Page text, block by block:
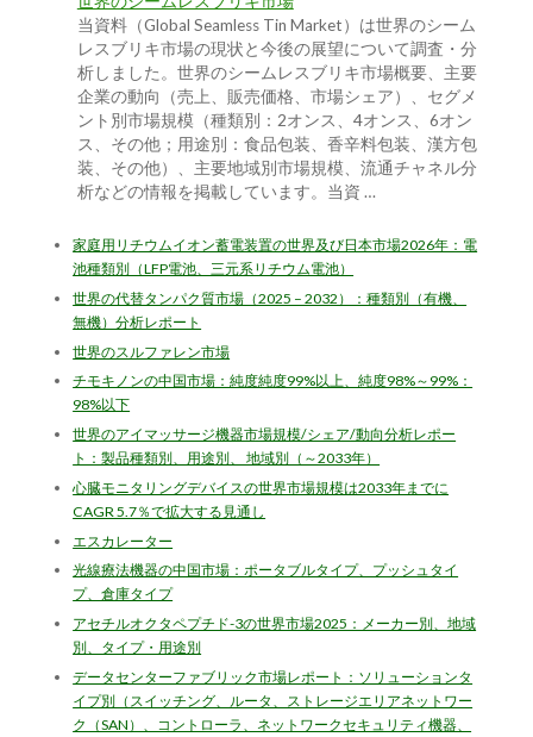
当資料（Global Seamless Tin Market）は世界のシーム
レスブリキ市場の現状と今後の展望について調査・分
析しました。世界のシームレスブリキ市場概要、主要
企業の動向（売上、販売価格、市場シェア）、セグメ
ント別市場規模（種類別：2オンス、4オンス、6オン
ス、その他；用途別：食品包装、香辛料包装、漢方包
装、その他）、主要地域別市場規模、流通チャネル分
析などの情報を掲載しています。当資 …
家庭用リチウムイオン蓄電装置の世界及び日本市場2026年：電
池種類別（LFP電池、三元系リチウム電池）
世界の代替タンパク質市場（2025 – 2032）：種類別（有機、
無機）分析レポート
世界のスルファレン市場
チモキノンの中国市場：純度純度99%以上、純度98%～99%：
98%以下
世界のアイマッサージ機器市場規模/シェア/動向分析レポー
ト：製品種類別、用途別、 地域別（～2033年）
心臓モニタリングデバイスの世界市場規模は2033年までに
CAGR 5.7％で拡大する見通し
エスカレーター
光線療法機器の中国市場：ポータブルタイプ、プッシュタイ
プ、倉庫タイプ
アセチルオクタペプチド-3の世界市場2025：メーカー別、地域
別、タイプ・用途別
データセンターファブリック市場レポート：ソリューションタ
イプ別（スイッチング、ルータ、ストレージエリアネットワー
ク（SAN）、コントローラ、ネットワークセキュリティ機器、